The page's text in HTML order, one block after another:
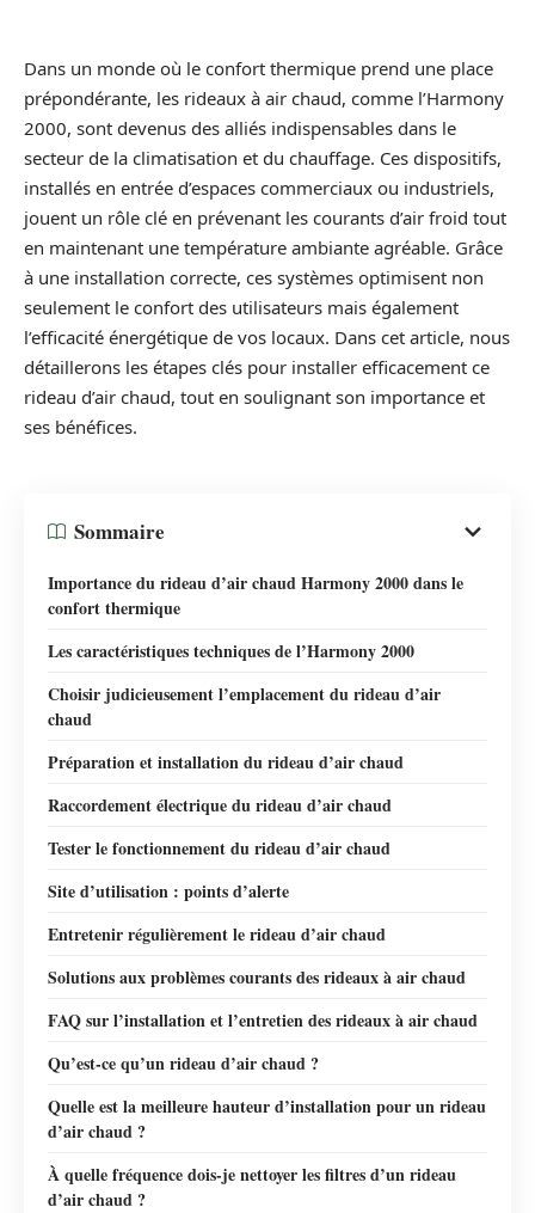
Dans un monde où le confort thermique prend une place
prépondérante, les rideaux à air chaud, comme l’Harmony
2000, sont devenus des alliés indispensables dans le
secteur de la climatisation et du chauffage. Ces dispositifs,
installés en entrée d’espaces commerciaux ou industriels,
jouent un rôle clé en prévenant les courants d’air froid tout
en maintenant une température ambiante agréable. Grâce
à une installation correcte, ces systèmes optimisent non
seulement le confort des utilisateurs mais également
l’efficacité énergétique de vos locaux. Dans cet article, nous
détaillerons les étapes clés pour installer efficacement ce
rideau d’air chaud, tout en soulignant son importance et
ses bénéfices.
Sommaire
Importance du rideau d’air chaud Harmony 2000 dans le
confort thermique
Les caractéristiques techniques de l’Harmony 2000
Choisir judicieusement l’emplacement du rideau d’air
chaud
Préparation et installation du rideau d’air chaud
Raccordement électrique du rideau d’air chaud
Tester le fonctionnement du rideau d’air chaud
Site d’utilisation : points d’alerte
Entretenir régulièrement le rideau d’air chaud
Solutions aux problèmes courants des rideaux à air chaud
FAQ sur l’installation et l’entretien des rideaux à air chaud
Qu’est-ce qu’un rideau d’air chaud ?
Quelle est la meilleure hauteur d’installation pour un rideau
d’air chaud ?
À quelle fréquence dois-je nettoyer les filtres d’un rideau
d’air chaud ?